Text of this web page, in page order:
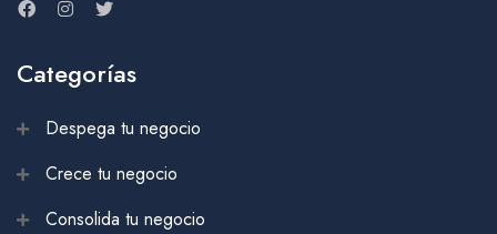
Categorías
Despega tu negocio
Crece tu negocio
Consolida tu negocio